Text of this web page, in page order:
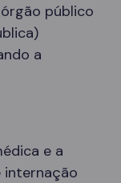
público
a
e a
internação